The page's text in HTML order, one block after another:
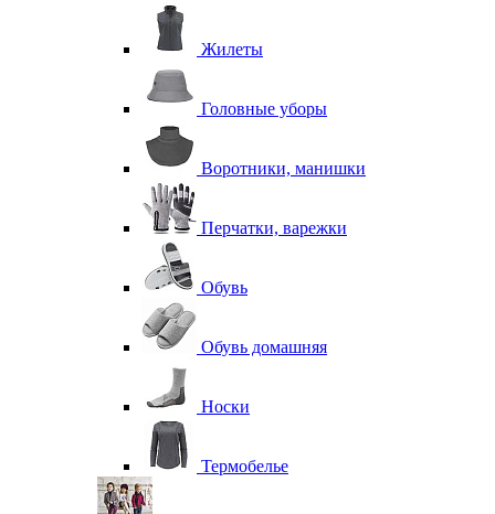
Жилеты
Головные уборы
Воротники, манишки
Перчатки, варежки
Обувь
Обувь домашняя
Носки
Термобелье